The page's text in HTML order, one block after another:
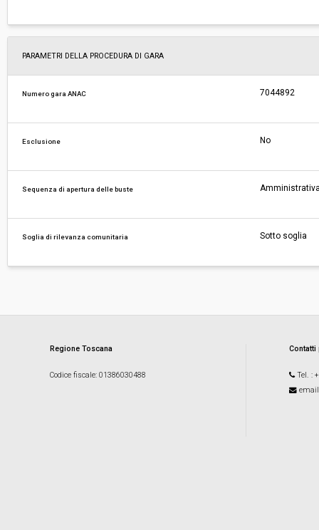
PARAMETRI DELLA PROCEDURA DI GARA
Numero gara ANAC 7044892
Esclusione No
Sequenza di apertura delle buste
Soglia di rilevanza comunitaria Sotto soglia
Regione Toscana
Codice fiscale: 01386030488 Tel. :
email